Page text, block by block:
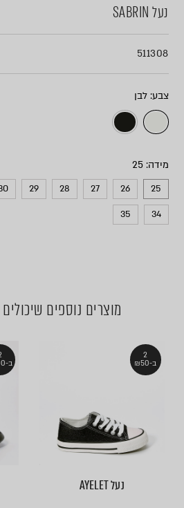
נעל SABRIN
511308
צבע
מידה
25
26
27
28
29
34
35
מוצרים נוספים
2
ב-₪50
נעל AYELET
ב-₪100